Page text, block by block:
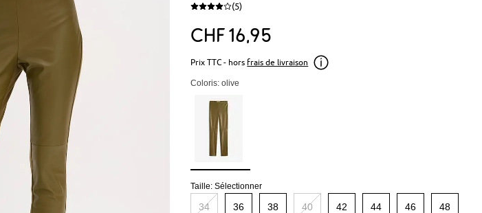
(5)
CHF16 95
Prix TTC - hors frais de livraison
Coloris: olive
Taille:Sélectionner
34 36 38 40 42 44 46 48